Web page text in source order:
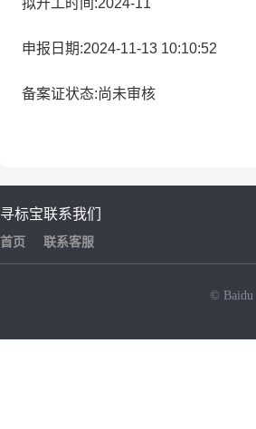
拟开工时间:2024-11
申报日期:2024-11-13 10:10:52
备案证状态:尚未审核
寻标宝
首页
联系我们
联系客服
© Baidu